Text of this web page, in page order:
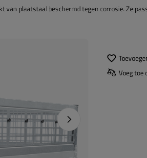
van plaatstaal beschermd tegen corrosie. Ze
Naprawa produktu
Voeg toe